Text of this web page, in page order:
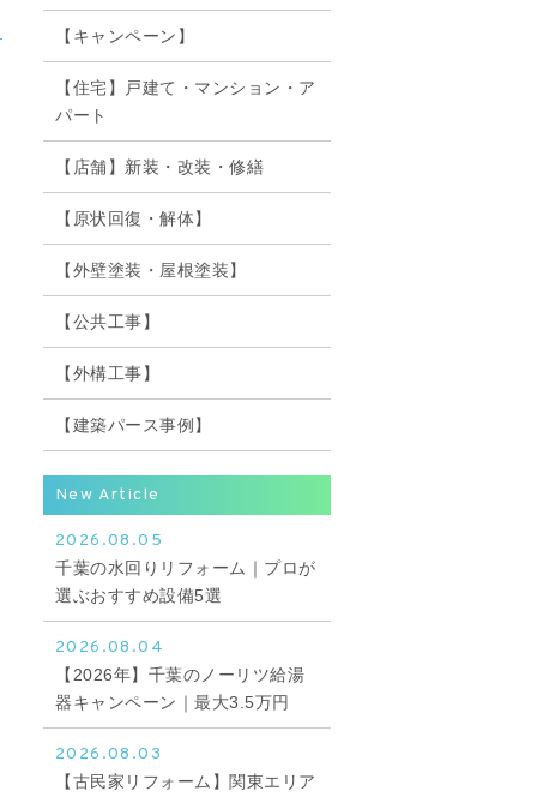
【キャンペーン】
【住宅】戸建て・マンション・ア
パート
【店舗】新装・改装・修繕
【原状回復・解体】
【外壁塗装・屋根塗装】
【公共工事】
【外構工事】
【建築パース事例】
New Article
2026.08.05
千葉の水回りリフォーム｜プロが
選ぶおすすめ設備5選
2026.08.04
【2026年】千葉のノーリツ給湯
器キャンペーン｜最大3.5万円
2026.08.03
【古民家リフォーム】関東エリア